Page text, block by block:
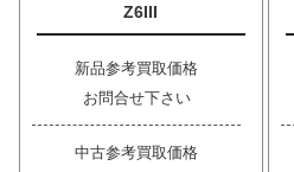
Z6III
新品参考買取価格
お問合せ下さい
中古参考買取価格